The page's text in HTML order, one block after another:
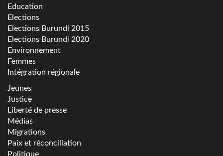
Education
Elections
Elections Burundi 2015
Elections Burundi 2020
Environnement
Femmes
Intégration régionale
Jeunes
Justice
Liberté de presse
Médias
Migrations
Paix et réconciliation
Politique